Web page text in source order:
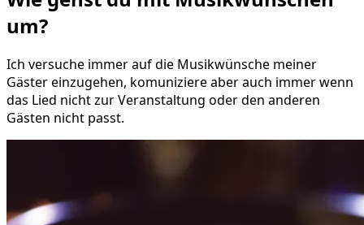
um?
Ich versuche immer auf die Musikwünsche meiner
Gäster einzugehen, komuniziere aber auch immer wenn
das Lied nicht zur Veranstaltung oder den anderen
Gästen nicht passt.